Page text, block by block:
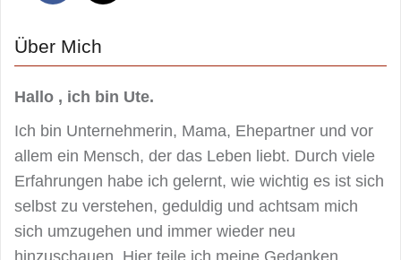
Über Mich
Hallo , ich bin Ute.
Ich bin Unternehmerin, Mama, Ehepartner und vor
allem ein Mensch, der das Leben liebt. Durch viele
Erfahrungen habe ich gelernt, wie wichtig es ist sich
selbst zu verstehen, geduldig und achtsam mich
sich umzugehen und immer wieder neu
hinzuschauen. Hier teile ich meine Gedanken,